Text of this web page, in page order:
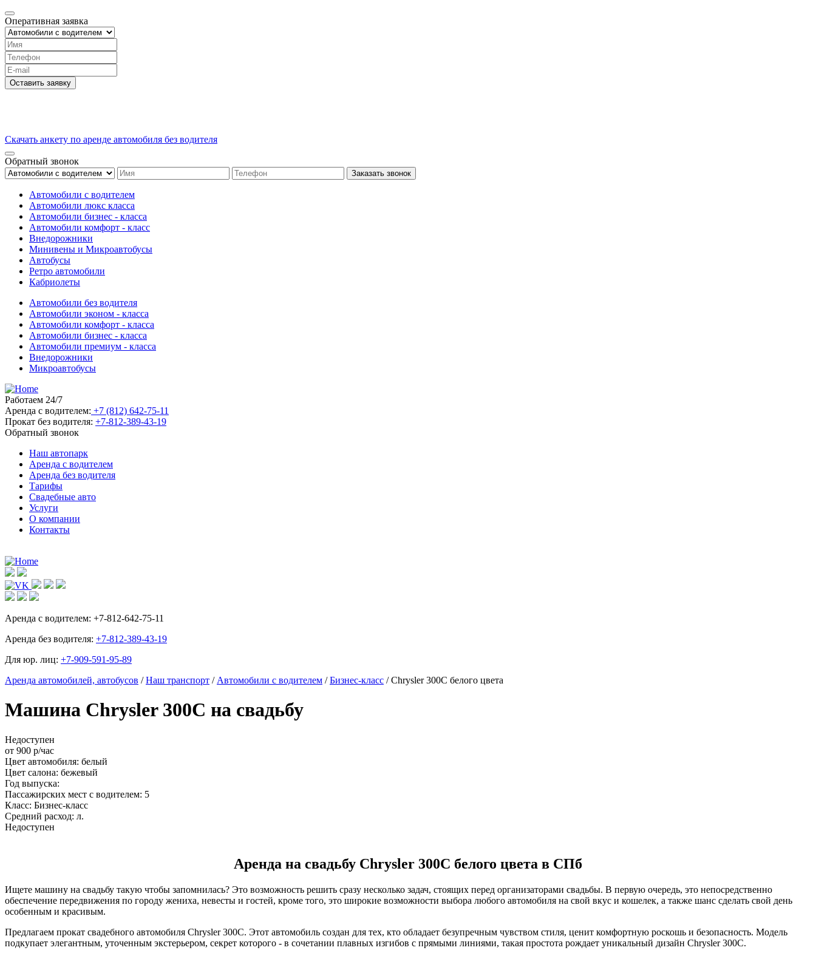
Оперативная заявка
Оставить заявку
Скачать анкету по аренде автомобиля без водителя
Обратный звонок
Заказать звонок
Автомобили с водителем
Автомобили люкс класса
Автомобили бизнес - класса
Автомобили комфорт - класс
Внедорожники
Минивены и Микроавтобусы
Автобусы
Ретро автомобили
Кабриолеты
Автомобили без водителя
Автомобили эконом - класса
Автомобили комфорт - класса
Автомобили бизнес - класса
Автомобили премиум - класса
Внедорожники
Микроавтобусы
Работаем 24/7
Аренда с водителем: +7 (812) 642-75-11
Прокат без водителя: +7-812-389-43-19
Обратный звонок
Наш автопарк
Аренда с водителем
Аренда без водителя
Тарифы
Свадебные авто
Услуги
О компании
Контакты
Аренда с водителем: +7-812-642-75-11
Аренда без водителя: +7-812-389-43-19
Для юр. лиц: +7-909-591-95-89
Аренда автомобилей, автобусов /Наш транспорт / Автомобили с водителем /Бизнес-класс / Chrysler 300C белого цвета
Машина Chrysler 300C на свадьбу
Недоступен
от 900 р/час
Цвет автомобиля: белый
Цвет салона: бежевый
Год выпуска:
Пассажирских мест с водителем: 5
Класс: Бизнес-класс
Средний расход: л.
Недоступен
Аренда на свадьбу Chrysler 300C белого цвета в СПб
Ищете машину на свадьбу такую чтобы запомнилась? Это возможность решить сразу несколько задач, стоящих перед организаторами свадьбы. В первую очередь, это непосредственно
обеспечение передвижения по городу жениха, невесты и гостей, кроме того, это широкие возможности выбора любого автомобиля на свой вкус и кошелек, а также шанс сделать свой день
особенным и красивым.
Предлагаем прокат свадебного автомобиля Chrysler 300C. Этот автомобиль создан для тех, кто обладает безупречным чувством стиля, ценит комфортную роскошь и безопасность. Модель
подкупает элегантным, уточенным экстерьером, секрет которого - в сочетании плавных изгибов с прямыми линиями, такая простота рождает уникальный дизайн Chrysler 300C.